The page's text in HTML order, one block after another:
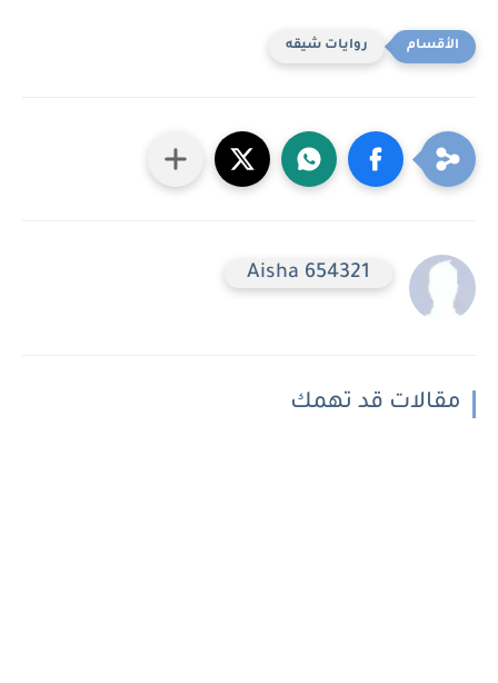
روايات شيقه
Aisha 654321
مقالات قد تهمك